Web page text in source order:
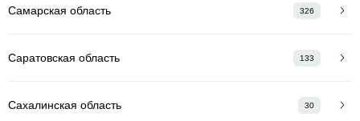
Самарская область 326
Саратовская область 133
Сахалинская область 30